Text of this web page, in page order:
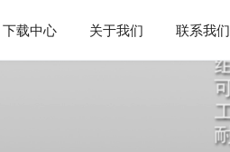
下载中心 关于我们 联系我们